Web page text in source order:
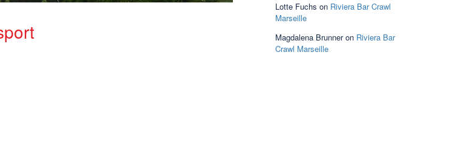
Lotte Fuchs on Riviera Bar Crawl
Marseille
Magdalena Brunneron Riviera Bar
Crawl Marseille